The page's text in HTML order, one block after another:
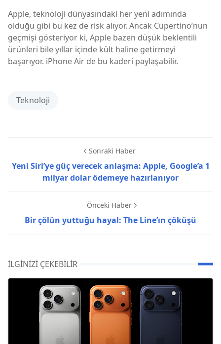
Apple, teknoloji dünyasındaki her yeni adımında
olduğu gibi bu kez de risk alıyor. Ancak Cupertino’nun
geçmişi gösteriyor ki, Apple bazen düşük beklentili
ürünleri bile yıllar içinde kült haline getirmeyi
başarıyor. iPhone Air de bu kaderi paylaşabilir.
Teknoloji
Sonraki Haber
Yeni Siri’ye güç verecek anlaşma: Apple, Google’a 1
milyar dolar ödemeye hazırlanıyor
Önceki Haber
Bir çölün yuttuğu hayal: The Line’ın çöküşü
İLGINIZI ÇEKEBILIR